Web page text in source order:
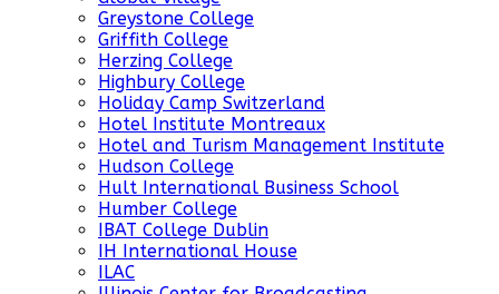
Greystone College
Griffith College
Herzing College
Highbury College
Holiday Camp Switzerland
Hotel Institute Montreaux
Hotel and Turism Management Institute
Hudson College
Hult International Business School
Humber College
IBAT College Dublin
IH International House
ILAC